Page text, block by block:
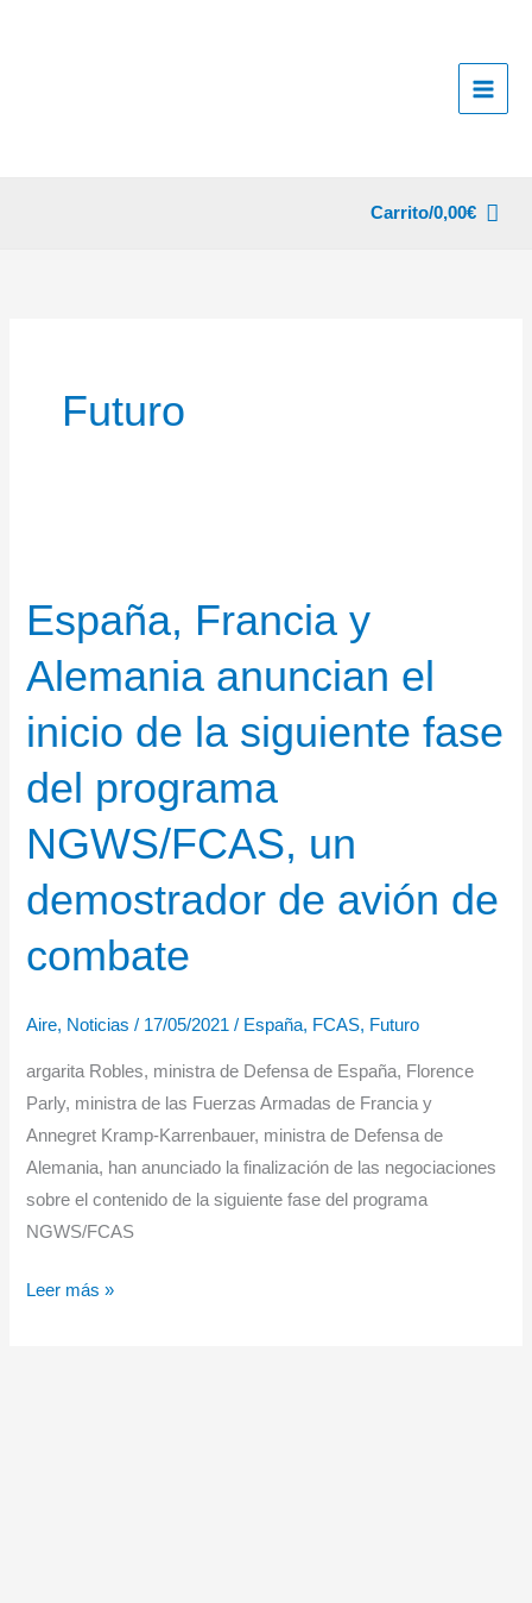
Carrito/0,00€
Futuro
España, Francia y
Alemania anuncian el
inicio de la siguiente fase
del programa
NGWS/FCAS, un
demostrador de avión de
combate
Aire, Noticias / 17/05/2021/ España, FCAS, Futuro
argarita Robles, ministra de Defensa de España, Florence
Parly, ministra de las Fuerzas Armadas de Francia y
Annegret Kramp-Karrenbauer, ministra de Defensa de
Alemania, han anunciado la finalización de las negociaciones
sobre el contenido de la siguiente fase del programa
NGWS/FCAS
España,
Leer más »